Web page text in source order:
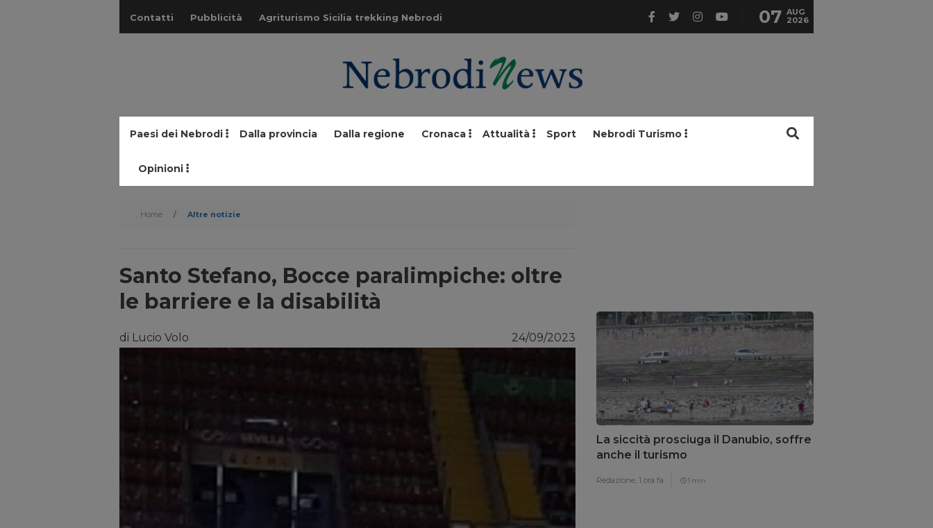
Contatti Pubblicità Agriturismo Sicilia trekking Nebrodi 07 AUG
2026
Paesi dei Nebrodi Dalla provincia Dalla regione Cronaca Attualità Sport Nebrodi Turismo
Opinioni
Home / Altre notizie
Santo Stefano, Bocce paralimpiche: oltre
le barriere e la disabilità
di Lucio Volo 24/09/2023
La siccità prosciuga il Danubio, soffre
anche il turismo
Redazione, 1 ora fa 1 min